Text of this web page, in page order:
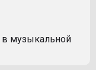
в музыкальной